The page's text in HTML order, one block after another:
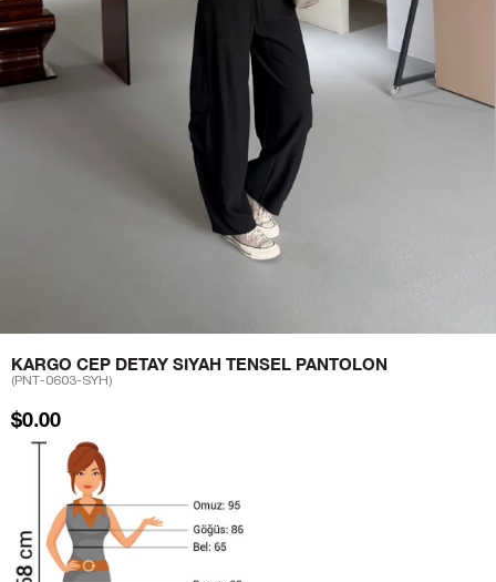
KARGO CEP DETAY SIYAH TENSEL PANTOLON
(PNT-0603-SYH)
$0.00